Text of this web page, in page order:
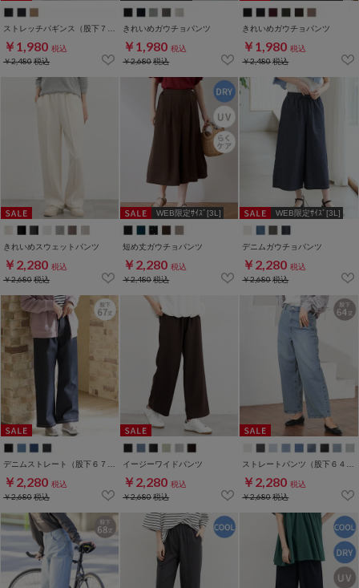
￥1,980 税込
￥2,480税込
きれいめガウチョパンツ
￥1,980 税込
￥2,680税込
きれいめガウチョパンツ
￥1,980 税込
￥2,480税込
きれいめスウェットパンツ
￥2,280 税込
￥2,680税込
WEB限定ｻｲｽﾞ[3L]
短め丈ガウチョパンツ
￥2,280 税込
￥2,480税込
WEB限定ｻｲｽﾞ[3L]
デニムガウチョパンツ
￥2,280 税込
￥2,680税込
￥2,280 税込
￥2,680税込
イージーワイドパンツ
￥2,280 税込
￥2,680税込
￥2,280 税込
￥2,680税込